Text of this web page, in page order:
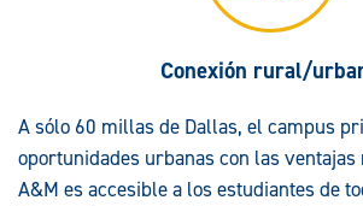
Conexión rural/
A sólo 60 millas de Dallas, el campus
oportunidades urbanas con las ventajas
A&M es accesible a los estudiantes de